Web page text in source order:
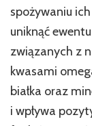
spożywaniu
uniknąć
związanych z
kwasami
białka oraz
i wpływa